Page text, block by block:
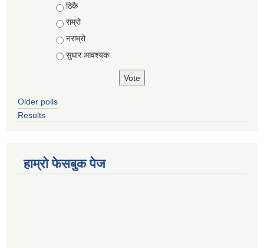
Choices
ठिकै
राम्रो
नराम्रो
सुधार आवश्यक
Older polls
Results
हाम्रो फेसबुक पेज